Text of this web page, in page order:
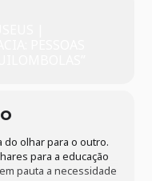
do olhar para o outro.
para a educação
pauta a necessidade